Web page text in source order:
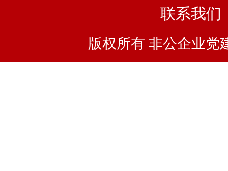
联系我们
版权所有 非公企业党